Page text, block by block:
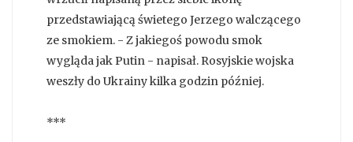
przedstawiającą świetego Jerzego walczącego
ze smokiem. - Z jakiegoś powodu smok
wygląda jak Putin - napisał. Rosyjskie wojska
weszły do Ukrainy kilka godzin później.
***